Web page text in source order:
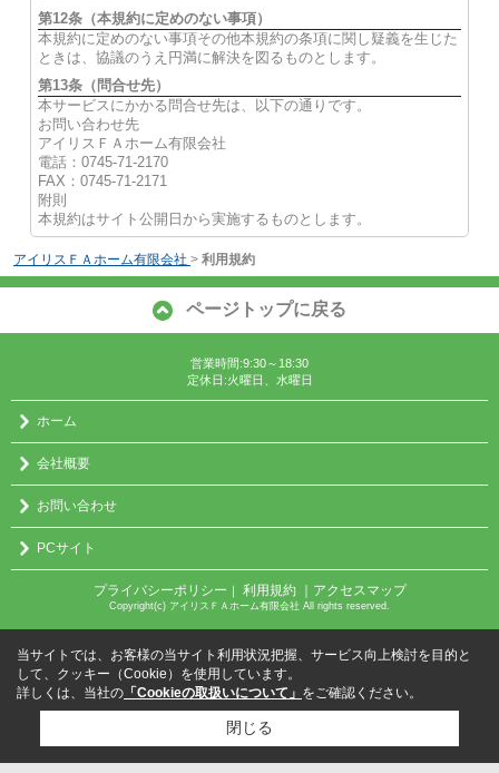
第12条（本規約に定めのない事項）
本規約に定めのない事項その他本規約の条項に関し疑義を生じた
ときは、協議のうえ円満に解決を図るものとします。
第13条（問合せ先）
本サービスにかかる問合せ先は、以下の通りです。
お問い合わせ先
アイリスＦＡホーム有限会社
電話：0745-71-2170
FAX：0745-71-2171
附則
本規約はサイト公開日から実施するものとします。
アイリスＦＡホーム有限会社 > 利用規約
ページトップに戻る
営業時間:9:30～18:30
定休日:火曜日、水曜日
ホーム
会社概要
お問い合わせ
PCサイト
プライバシーポリシー ｜ 利用規約 ｜アクセスマップ
Copyright(c) アイリスＦＡホーム有限会社 All rights reserved.
当サイトでは、お客様の当サイト利用状況把握、サービス向上検討を目的と
して、クッキー（Cookie）を使用しています。
詳しくは、当社の 「Cookieの取扱いについて」 をご確認ください。
閉じる